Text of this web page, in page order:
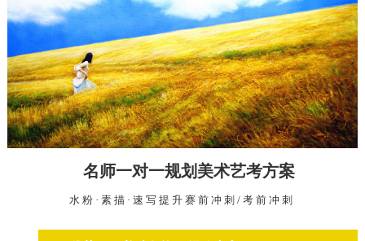
名师一对一规划美术艺考方案
水粉·素描·速写提升赛前冲刺/考前冲刺